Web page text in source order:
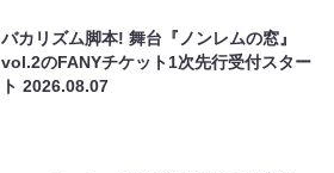
バカリズム脚本! 舞台『ノンレムの窓』
vol.2のFANYチケット1次先行受付スター
ト2026.08.07